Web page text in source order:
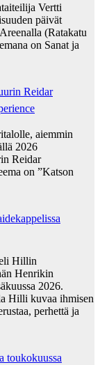
Vertti
päivät
(Ratakatu
on Sanat ja
Reidar
aiemmin
2026
Reidar
on ”Katson
Hillin
Henrikin
2026.
Hilli kuvaa ihmisen
perhettä ja
toukokuussa